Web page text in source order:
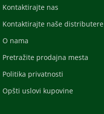
Kontaktirajte nas
Kontaktirajte naše distributere
O nama
Pretražite prodajna mesta
Politika privatnosti
Opšti uslovi kupovine